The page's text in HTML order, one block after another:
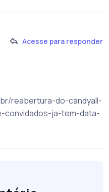
Acesse para responder
reabertura-do-candyall-
ja-tem-data-